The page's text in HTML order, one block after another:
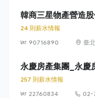
韓商三星物產營造
24 則薪水情報
90716890
臺
永慶房產集團_永慶
257 則薪水情報
22760834
02-